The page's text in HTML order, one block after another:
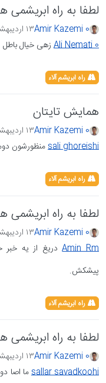
لطفا به راه ابریشمی
Amir Kazemi 0۱۳ اردیبهشت ۱۴۰۰،‏ ۷:۵۳
Ali Nemati 0 زهی خیال باطل
راه ابریشم آلاء
همایش تایتان
Amir Kazemi 0۱۳ اردیبهشت ۱۴۰۰،‏ ۷:۵۰
sali ghoreishiمنظورشون
راه ابریشم آلاء
لطفا به راه ابریشمی
Amir Kazemi 0۱۳ اردیبهشت ۱۴۰۰،‏ ۷:۴۹
Amin Rmدریغ از یه خبر
پیشکش.
راه ابریشم آلاء
لطفا به راه ابریشمی
Amir Kazemi 0۱۳ اردیبهشت ۱۴۰۰،‏ ۷:۴۷
sallar savadkoohiما اصا